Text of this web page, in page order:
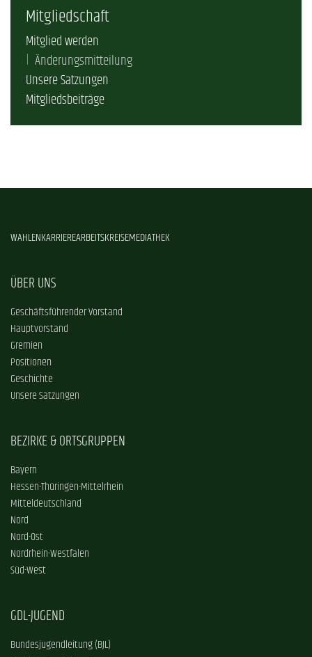
Mitgliedschaft
Mitglied werden
Änderungsmitteilung
Unsere Satzungen
Mitgliedsbeiträge
WAHLENKARRIEREARBEITSKREISEMEDIATHEK
ÜBER UNS
Geschäftsführender Vorstand
Hauptvorstand
Gremien
Positionen
Geschichte
Unsere Satzungen
BEZIRKE & ORTSGRUPPEN
Bayern
Hessen-Thüringen-Mittelrhein
Mitteldeutschland
Nord
Nord-Ost
Nordrhein-Westfalen
Süd-West
GDL-JUGEND
Bundesjugendleitung (BJL)